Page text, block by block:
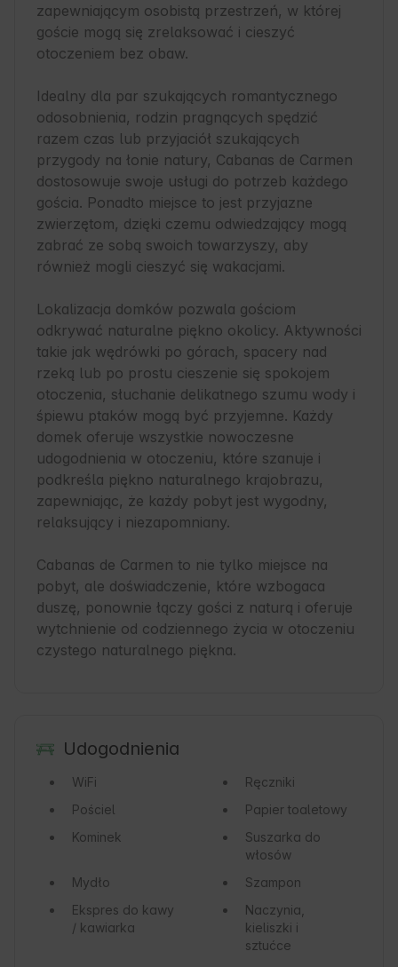
zapewniającym osobistą przestrzeń, w której
goście mogą się zrelaksować i cieszyć
otoczeniem bez obaw.
Idealny dla par szukających romantycznego
odosobnienia, rodzin pragnących spędzić
razem czas lub przyjaciół szukających
przygody na łonie natury, Cabanas de Carmen
dostosowuje swoje usługi do potrzeb każdego
gościa. Ponadto miejsce to jest przyjazne
zwierzętom, dzięki czemu odwiedzający mogą
zabrać ze sobą swoich towarzyszy, aby
również mogli cieszyć się wakacjami.
Lokalizacja domków pozwala gościom
odkrywać naturalne piękno okolicy. Aktywności
takie jak wędrówki po górach, spacery nad
rzeką lub po prostu cieszenie się spokojem
otoczenia, słuchanie delikatnego szumu wody i
śpiewu ptaków mogą być przyjemne. Każdy
domek oferuje wszystkie nowoczesne
udogodnienia w otoczeniu, które szanuje i
podkreśla piękno naturalnego krajobrazu,
zapewniając, że każdy pobyt jest wygodny,
relaksujący i niezapomniany.
Cabanas de Carmen to nie tylko miejsce na
pobyt, ale doświadczenie, które wzbogaca
duszę, ponownie łączy gości z naturą i oferuje
wytchnienie od codziennego życia w otoczeniu
czystego naturalnego piękna.
Udogodnienia
WiFi
Ręczniki
Pościel
Papier toaletowy
Kominek
Suszarka do
włosów
Mydło
Szampon
Ekspres do kawy
/ kawiarka
Naczynia,
kieliszki i
sztućce